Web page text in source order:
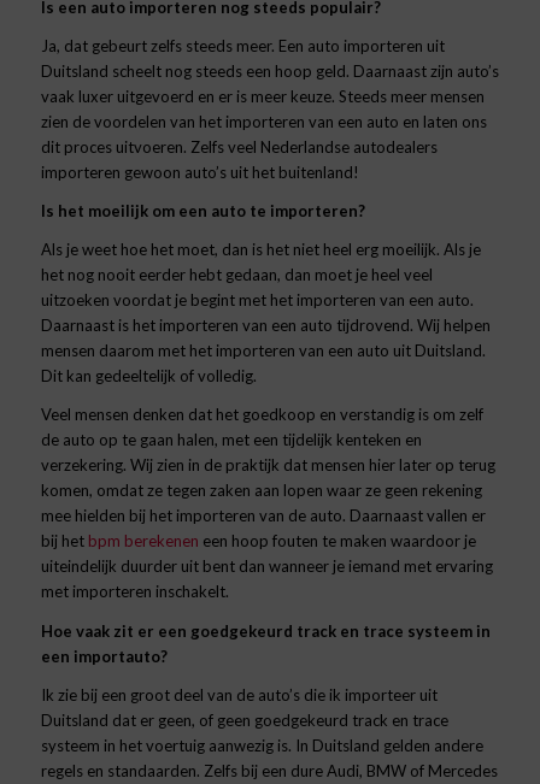
Is een auto importeren nog steeds populair?
Ja, dat gebeurt zelfs steeds meer. Een auto importeren uit
Duitsland scheelt nog steeds een hoop geld. Daarnaast zijn auto’s
vaak luxer uitgevoerd en er is meer keuze. Steeds meer mensen
zien de voordelen van het importeren van een auto en laten ons
dit proces uitvoeren. Zelfs veel Nederlandse autodealers
importeren gewoon auto’s uit het buitenland!
Is het moeilijk om een auto te importeren?
Als je weet hoe het moet, dan is het niet heel erg moeilijk. Als je
het nog nooit eerder hebt gedaan, dan moet je heel veel
uitzoeken voordat je begint met het importeren van een auto.
Daarnaast is het importeren van een auto tijdrovend. Wij helpen
mensen daarom met het importeren van een auto uit Duitsland.
Dit kan gedeeltelijk of volledig.
Veel mensen denken dat het goedkoop en verstandig is om zelf
de auto op te gaan halen, met een tijdelijk kenteken en
verzekering. Wij zien in de praktijk dat mensen hier later op terug
komen, omdat ze tegen zaken aan lopen waar ze geen rekening
mee hielden bij het importeren van de auto. Daarnaast vallen er
bij het bpm berekenen een hoop fouten te maken waardoor je
uiteindelijk duurder uit bent dan wanneer je iemand met ervaring
met importeren inschakelt.
Hoe vaak zit er een goedgekeurd track en trace systeem in
een importauto?
Ik zie bij een groot deel van de auto’s die ik importeer uit
Duitsland dat er geen, of geen goedgekeurd track en trace
systeem in het voertuig aanwezig is. In Duitsland gelden andere
regels en standaarden. Zelfs bij een dure Audi, BMW of Mercedes